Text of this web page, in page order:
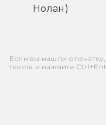
Нолан)
Если вы нашли
текста и нажмите